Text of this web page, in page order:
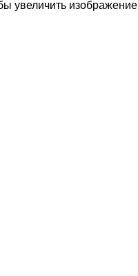
увеличить изображение